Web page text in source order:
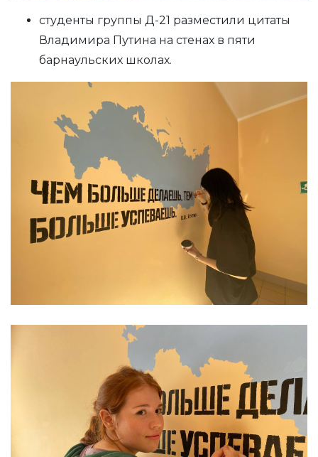
студенты группы Д-21 разместили цитаты
Владимира Путина на стенах в пяти
барнаульских школах.